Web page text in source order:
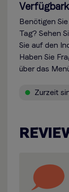
Benötigen
Tag? Sehen
Sie auf den
Haben Sie
über das
Zurzeit